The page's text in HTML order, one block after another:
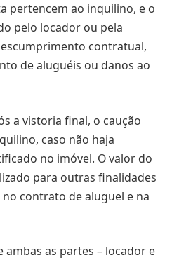
pertencem ao inquilino, e o
pelo locador ou pela
contratual,
de aluguéis ou danos ao
a vistoria final, o caução
caso não haja
no imóvel. O valor do
para outras finalidades
contrato de aluguel e na
ambas as partes – locador e